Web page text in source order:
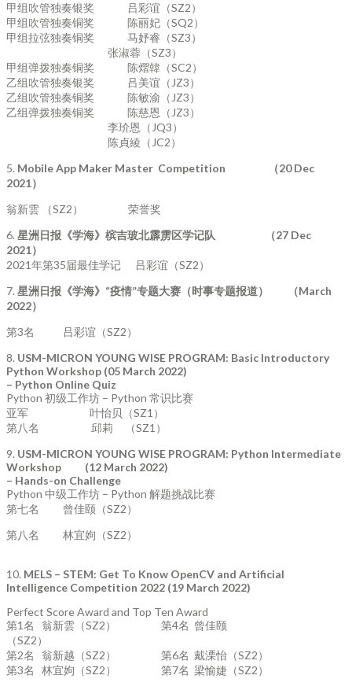
甲组吹管独奏银奖 吕彩谊（SZ2）
甲组吹管独奏铜奖 陈丽妃（SQ2）
甲组拉弦独奏铜奖 马妤睿（SZ3）
张淑蓉（SZ3）
甲组弹拨独奏铜奖 陈熠韓（SC2）
乙组吹管独奏银奖 吕美谊（JZ3）
乙组吹管独奏铜奖 陈敏渝（JZ3）
乙组弹拨独奏铜奖 陈慈恩（JZ3）
李玠恩（JQ3）
陈貞綾（JC2）
5. Mobile App Maker Master Competition （20 Dec
2021）
翁新雲 （SZ2） 荣誉奖
6. 星洲日报《学海》槟吉玻北霹雳区学记队 （27 Dec
2021）
2021年第35届最佳学记 吕彩谊（SZ2）
7. 星洲日报《学海》 “疫情”专题大赛（时事专题报道） （March
2022）
第3名 吕彩谊（SZ2）
8. USM-MICRON YOUNG WISE PROGRAM: Basic Introductory
Python Workshop (05 March 2022)
– Python Online Quiz
Python 初级工作坊 – Python 常识比赛
亚军 叶怡贝（SZ1）
第八名 邱莉 （SZ1）
9. USM-MICRON YOUNG WISE PROGRAM: Python Intermediate
Workshop
(12 March 2022)
– Hands-on Challenge
Python 中级工作坊 – Python 解题挑战比赛
第七名 曾佳颐（SZ2）
第八名 林宜姁（SZ2）
10. MELS – STEM: Get To Know OpenCV and Artificial
Intelligence Competition 2022 (19 March 2022)
Perfect Score Award and Top Ten Award
第1名 翁新雲（SZ2） 第4名 曾佳颐
（SZ2）
第2名 翁新越（SZ2） 第6名 戴溧怡（SZ2）
第3名 林宜姁（SZ2） 第7名 梁愉婕（SZ2）